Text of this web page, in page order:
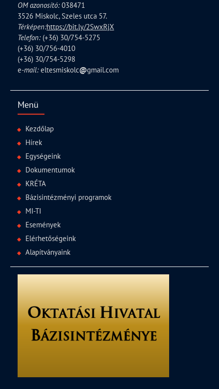
OM azonosító:038471
3526 Miskolc, Szeles utca 57.
Térképen:https://bit.ly/2SwxRjX
Telefon:(+36) 30/754-5275
(+36) 30/756-4010
(+36) 30/754-5298
e-mail:eltesmiskolc@gmail.com
Menü
Kezdőlap
Hírek
Egységeink
Dokumentumok
KRÉTA
Bázisintézményi programok
MI-TI
Események
Elérhetőségeink
Alapítványaink